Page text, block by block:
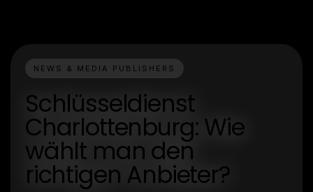
NEWS & MEDIA PUBLISHERS
Schlüsseldienst
Charlottenburg: Wie
wählt man den
richtigen Anbieter?